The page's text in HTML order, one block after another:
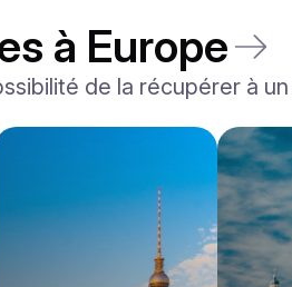
convertible
YJPXZKDA
Réservez
à Europe
de la récupérer à